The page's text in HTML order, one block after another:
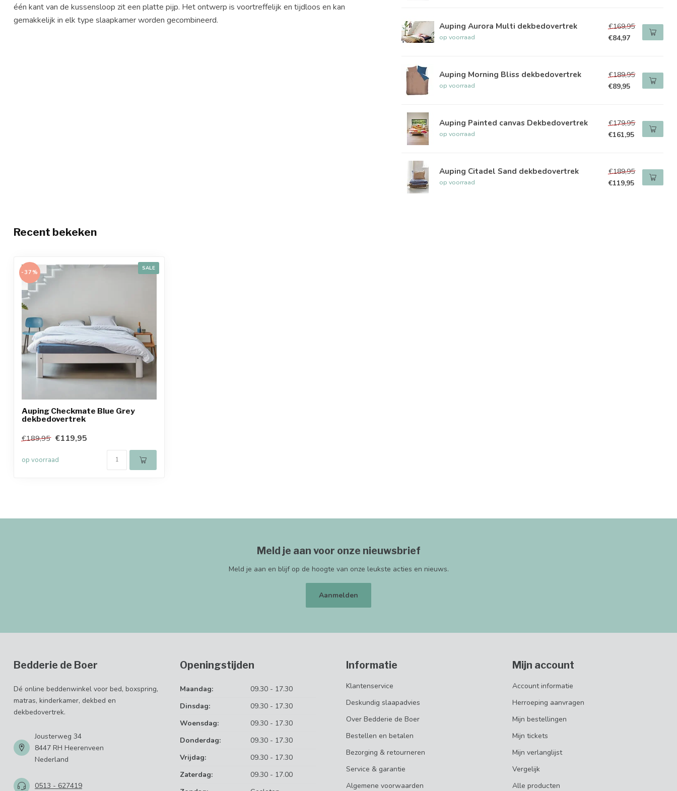
één kant van de kussensloop zit een platte pijp. Het ontwerp is voortreffelijk en tijdloos en kan
gemakkelijk in elk type slaapkamer worden gecombineerd.
Auping Aurora Multi dekbedovertrek
op voorraad
€169,95
€84,97
Auping Morning Bliss dekbedovertrek
op voorraad
€189,95
€89,95
Auping Painted canvas Dekbedovertrek
op voorraad
€179,95
€161,95
Auping Citadel Sand dekbedovertrek
op voorraad
€189,95
€119,95
Recent bekeken
SALE
-37%
Auping Checkmate Blue Grey
dekbedovertrek
€189,95 €119,95
op voorraad
Meld je aan voor onze nieuwsbrief
Meld je aan en blijf op de hoogte van onze leukste acties en nieuws.
Aanmelden
Bedderie de Boer
Dé online beddenwinkel voor bed, boxspring,
matras, kinderkamer, dekbed en
dekbedovertrek.
Jousterweg 34
8447 RH Heerenveen
Nederland
0513 - 627419
Openingstijden
Maandag:
09.30 - 17.30
Dinsdag:
09.30 - 17.30
Woensdag:
09.30 - 17.30
Donderdag:
09.30 - 17.30
Vrijdag:
09.30 - 17.30
Zaterdag:
09.30 - 17.00
Informatie
Klantenservice
Deskundig slaapadvies
Over Bedderie de Boer
Bestellen en betalen
Bezorging & retourneren
Service & garantie
Algemene voorwaarden
Mijn account
Account informatie
Herroeping aanvragen
Mijn bestellingen
Mijn tickets
Mijn verlanglijst
Vergelijk
Alle producten